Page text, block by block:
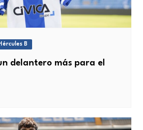
B
delantero más para el